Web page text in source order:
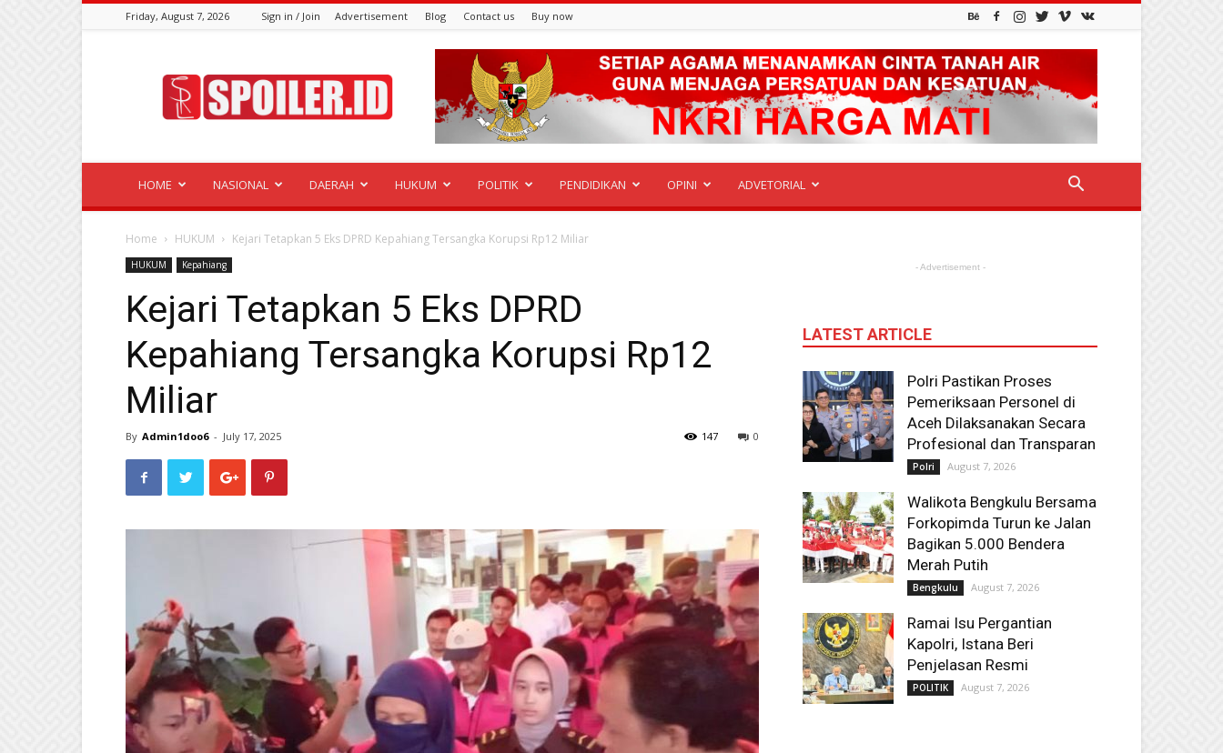
Friday, August 7, 2026 Sign in / Join Advertisement Blog Contact us Buy now
HOME NASIONAL DAERAH HUKUM POLITIK PENDIDIKAN OPINI ADVETORIAL
Home HUKUM Kejari Tetapkan 5 Eks DPRD Kepahiang Tersangka Korupsi Rp12 Miliar
HUKUM Kepahiang
Kejari Tetapkan 5 Eks DPRD
Kepahiang Tersangka Korupsi Rp12
Miliar
By Admin1doo6 - July 17, 2025 0
147
- Advertisement -
LATEST ARTICLE
Polri Pastikan Proses
Pemeriksaan Personel di
Aceh Dilaksanakan Secara
Profesional dan Transparan
Polri August 7, 2026
Walikota Bengkulu Bersama
Forkopimda Turun ke Jalan
Bagikan 5.000 Bendera
Merah Putih
Bengkulu August 7, 2026
Ramai Isu Pergantian
Kapolri, Istana Beri
Penjelasan Resmi
POLITIK August 7, 2026